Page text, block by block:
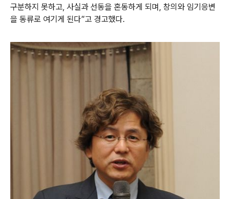
구분하지 못하고, 사실과 선동을 혼동하게 되며, 창의와 임기응변
을 동류로 여기게 된다”고 경고했다.